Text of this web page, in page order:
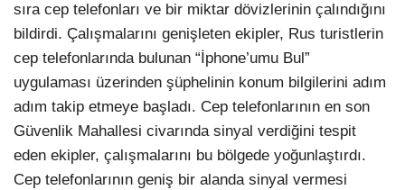
sıra cep telefonları ve bir miktar dövizlerinin çalındığını
bildirdi. Çalışmalarını genişleten ekipler, Rus turistlerin
cep telefonlarında bulunan “İphone’umu Bul”
uygulaması üzerinden şüphelinin konum bilgilerini adım
adım takip etmeye başladı. Cep telefonlarının en son
Güvenlik Mahallesi civarında sinyal verdiğini tespit
eden ekipler, çalışmalarını bu bölgede yoğunlaştırdı.
Cep telefonlarının geniş bir alanda sinyal vermesi